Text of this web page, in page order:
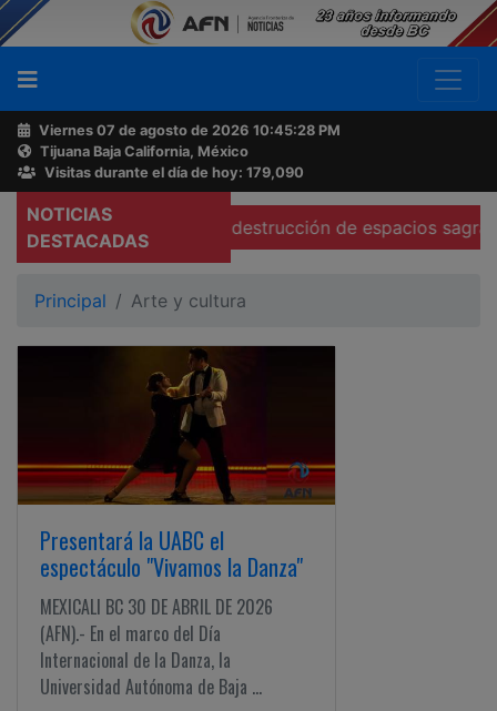
Viernes 07 de agosto de 2026 10:45:29 PM
Tijuana Baja California, México
Visitas durante el día de hoy: 179,090
NOTICIAS
DESTACADAS
atención a destrucción de espacios sagrados en Tecate
Principal Arte y cultura
Presentará la UABC el
espectáculo "Vivamos la Danza"
MEXICALI BC 30 DE ABRIL DE 2026
(AFN).- En el marco del Día
Internacional de la Danza, la
Universidad Autónoma de Baja ...
Buscador
Acerca
de
AFN
Reportero